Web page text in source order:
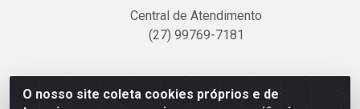
O nosso site coleta cookies próprios e de
Central de Atendimento
(27) 99769-7181
Linhavix Distribuidora LTDA - Avenida Alegre, 2521 -